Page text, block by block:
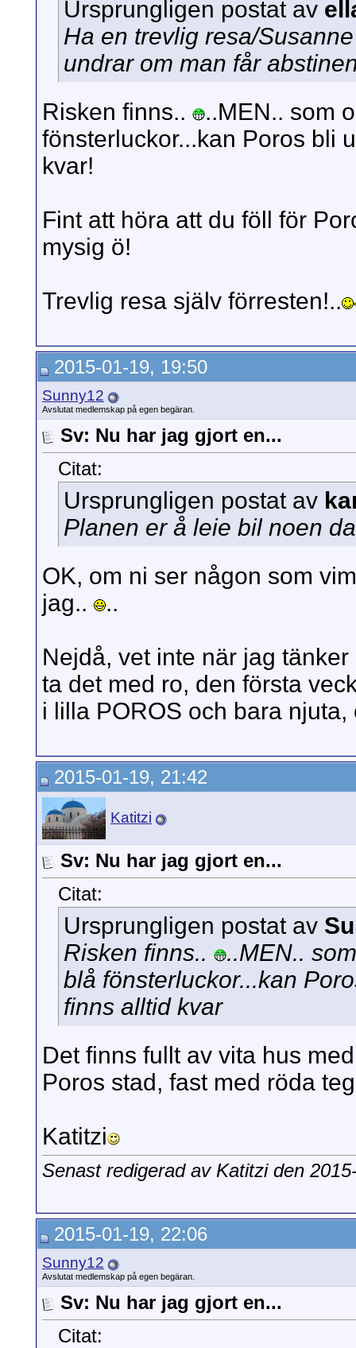
Ursprungligen postat av
Ha en trevlig resa/
undrar om man får
Risken finns..
..MEN.. som
fönsterluckor...kan Poros bli
kvar!
Fint att höra att du föll för
mysig ö!
Trevlig resa själv förresten!..
2015-01-19, 19:50
Sunny12
Avslutat medlemskap på egen begäran.
Sv: Nu har jag gjort en...
Citat:
Ursprungligen postat av
Planen er å leie bil noen
OK, om ni ser någon som
jag..
..
Nejdå, vet inte när jag
ta det med ro, den första
i lilla POROS och bara
2015-01-19, 21:42
Katitzi
Sv: Nu har jag gjort en...
Citat:
Ursprungligen postat av
Risken finns..
..MEN..
blå fönsterluckor...kan
finns alltid kvar
Det finns fullt av vita hus
Poros stad, fast med röda
Katitzi
Senast redigerad av Katitzi den
2015-01-19, 22:06
Sunny12
Avslutat medlemskap på egen begäran.
Sv: Nu har jag gjort en...
Citat: